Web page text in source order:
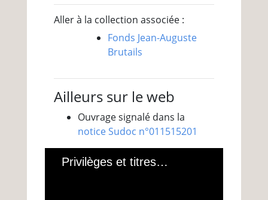
Aller à la collection associée :
Fonds Jean-Auguste
Brutails
Ailleurs sur le web
Ouvrage signalé dans la
notice Sudoc n°011515201